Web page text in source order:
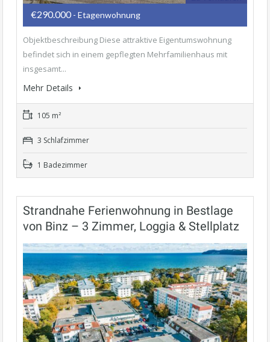
€290.000 - Etagenwohnung
Objektbeschreibung Diese attraktive Eigentumswohnung
befindet sich in einem gepflegten Mehrfamilienhaus mit
insgesamt...
Mehr Details
105 m²
3 Schlafzimmer
1 Badezimmer
Strandnahe Ferienwohnung in Bestlage
von Binz – 3 Zimmer, Loggia & Stellplatz